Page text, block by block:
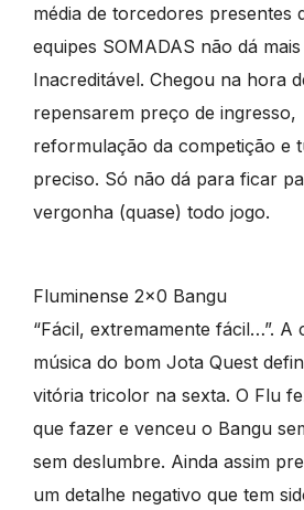
média de torcedores presentes
equipes SOMADAS não dá mais
Inacreditável. Chegou na hora
repensarem preço de ingresso,
reformulação da competição e
preciso. Só não dá para ficar
vergonha (quase) todo jogo.
Fluminense 2×0 Bangu
“Fácil, extremamente fácil…”. A
música do bom Jota Quest
vitória tricolor na sexta. O Flu
que fazer e venceu o Bangu
sem deslumbre. Ainda assim
um detalhe negativo que tem